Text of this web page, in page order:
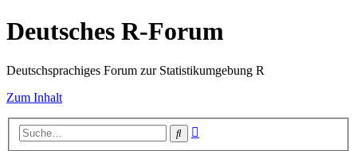
Deutsches R-Forum
Deutschsprachiges Forum zur Statistikumgebung R
Zum Inhalt
Suche